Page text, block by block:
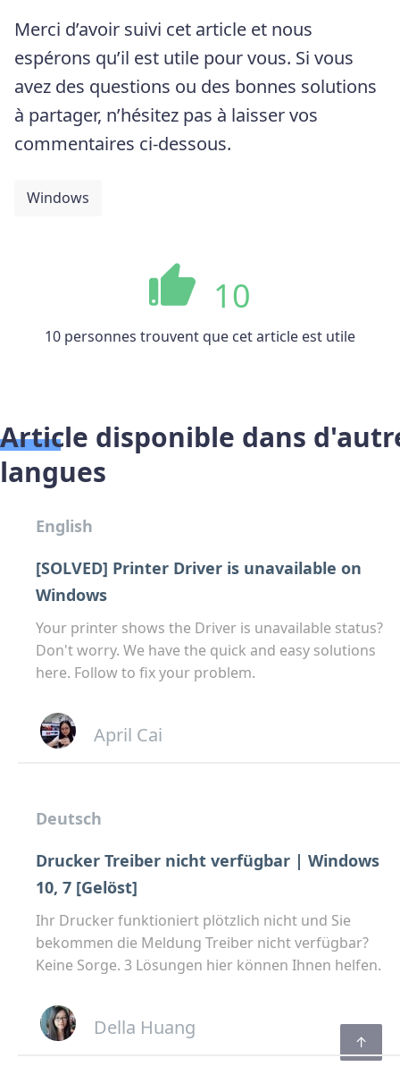
Merci d’avoir suivi cet article et nous
espérons qu’il est utile pour vous. Si vous
avez des questions ou des bonnes solutions
à partager, n’hésitez pas à laisser vos
commentaires ci-dessous.
Windows
10
10 personnes trouvent que cet article est utile
Article disponible dans
langues
English
[SOLVED] Printer Driver is unavailable on
Windows
Your printer shows the Driver is unavailable status?
Don't worry. We have the quick and easy solutions
here. Follow to fix your problem.
April Cai
Deutsch
Drucker Treiber nicht verfügbar | Windows
10, 7 [Gelöst]
Ihr Drucker funktioniert plötzlich nicht und Sie
bekommen die Meldung Treiber nicht verfügbar?
Keine Sorge. 3 Lösungen hier können Ihnen helfen.
Della Huang